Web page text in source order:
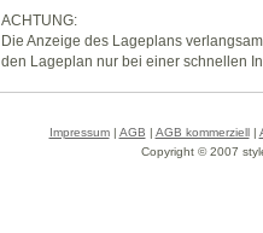
ACHTUNG:
Die Anzeige des Lageplans
den Lageplan nur bei einer schnellen
Impressum| AGB | AGB kommerziell|
Copyright © 2007